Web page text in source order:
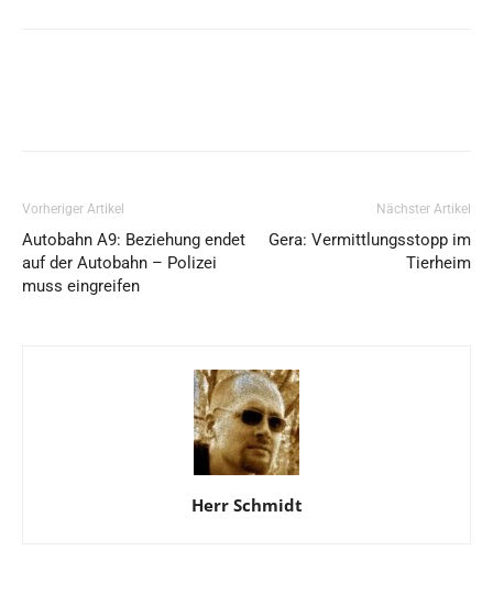
Vorheriger Artikel
Autobahn A9: Beziehung endet
auf der Autobahn – Polizei
muss eingreifen
Nächster Artikel
Gera: Vermittlungsstopp im
Tierheim
Herr Schmidt